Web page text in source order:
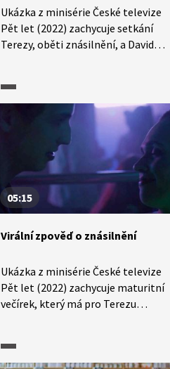
Ukázka z minisérie České televize
Pět let (2022) zachycuje setkání
Terezy, oběti znásilnění, a Davida,
své trauma zveřejnit
prostřednictvím knihy, kterou píše,
aby se s minulostí vyrovnala. Když
David nečekaně otevře toto téma
před svou rodinou, rodiče ho
bezvýhradně chrání a odmítají
uvěřit Terezině verzi.
05:15
Virální zpověď o znásilnění
Ukázka z minisérie České televize
Pět let (2022) zachycuje maturitní
večírek, který má pro Terezu
video, ve kterém otevřeně mluví